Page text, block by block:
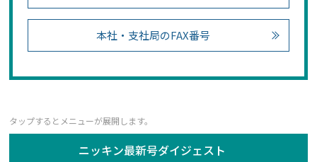
本社・支社局のFAX番号
ニッキン最新号ダイジェスト